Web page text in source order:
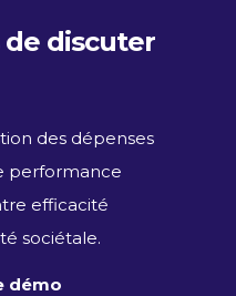
discuter
des dépenses
performance
efficacité
sociétale.
démo